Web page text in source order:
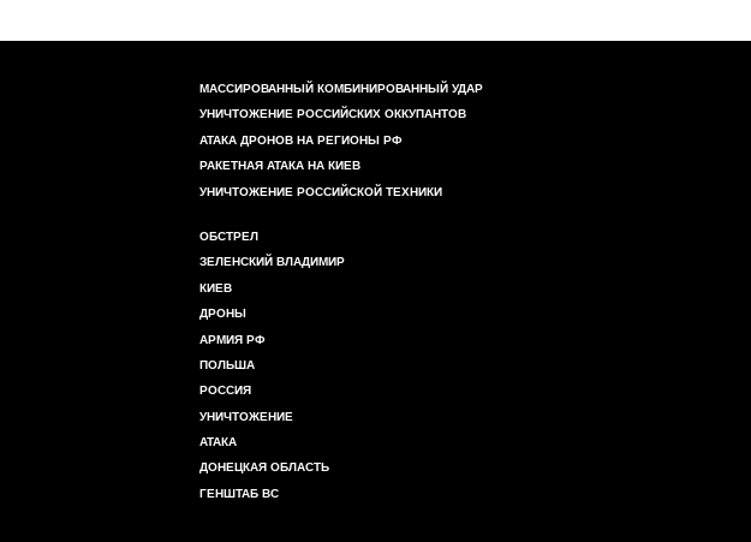
МАССИРОВАННЫЙ КОМБИНИРОВАННЫЙ УДАР
УНИЧТОЖЕНИЕ РОССИЙСКИХ ОККУПАНТОВ
АТАКА ДРОНОВ НА РЕГИОНЫ РФ
РАКЕТНАЯ АТАКА НА КИЕВ
УНИЧТОЖЕНИЕ РОССИЙСКОЙ ТЕХНИКИ
ОБСТРЕЛ
ЗЕЛЕНСКИЙ ВЛАДИМИР
КИЕВ
ДРОНЫ
АРМИЯ РФ
ПОЛЬША
РОССИЯ
УНИЧТОЖЕНИЕ
АТАКА
ДОНЕЦКАЯ ОБЛАСТЬ
ГЕНШТАБ ВС